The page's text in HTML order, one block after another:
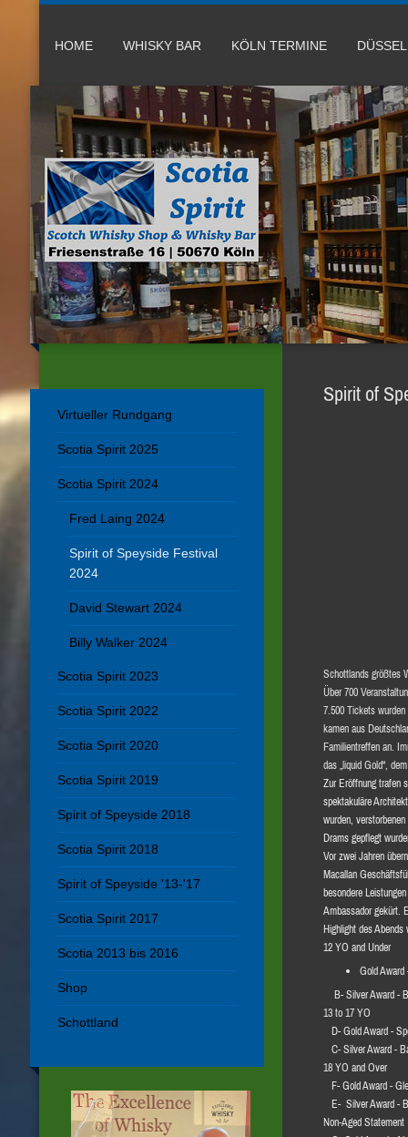
HOME WHISKY BAR KÖLN TERMINE
Spirit of
Schottlands größtes
Über 700
7.500 Tickets
kamen aus
Familientreffen an.
das „liquid Gold“,
Zur Eröffnung trafen
spektakuläre
wurden,
Drams gepflegt
Vor zwei Jahren
Macallan
besondere
Ambassador gekürt.
Highlight des
12 YO and Under
Gold
B- Silver Award -
13 to 17 YO
D- Gold Award -
C- Silver Award -
18 YO and Over
F- Gold Award -
E- Silver Award -
Non-Aged Statement
Virtueller Rundgang
Scotia Spirit 2025
Scotia Spirit 2024
Fred Laing 2024
Spirit of Speyside Festival
2024
David Stewart 2024
Billy Walker 2024
Scotia Spirit 2023
Scotia Spirit 2022
Scotia Spirit 2020
Scotia Spirit 2019
Spirit of Speyside 2018
Scotia Spirit 2018
Spirit of Speyside '13-'17
Scotia Spirit 2017
Scotia 2013 bis 2016
Shop
Schottland